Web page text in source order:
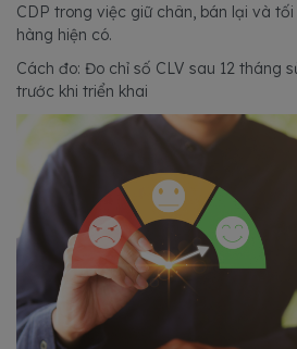
CDP trong việc giữ chân, bán lại và
hàng hiện có.
Cách đo: Đo chỉ số CLV sau 12 tháng
trước khi triển khai